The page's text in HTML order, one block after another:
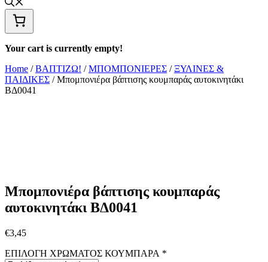
Your cart is currently empty!
Home /ΒΑΠΤΙΖΩ! /ΜΠΟΜΠΟΝΙΕΡΕΣ /ΞΥΛΙΝΕΣ &
ΠΑΙΔΙΚΕΣ / Μπομπονιέρα βάπτισης κουμπαράς αυτοκινητάκι
ΒΔ0041
Μπομπονιέρα βάπτισης κουμπαράς
αυτοκινητάκι ΒΔ0041
€3,45
ΕΠΙΛΟΓΗ ΧΡΩΜΑΤΟΣ ΚΟΥΜΠΑΡΑ *